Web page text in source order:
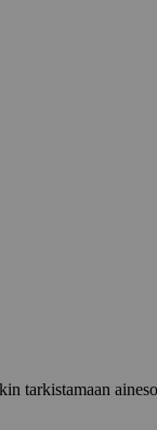
tarkistamaan